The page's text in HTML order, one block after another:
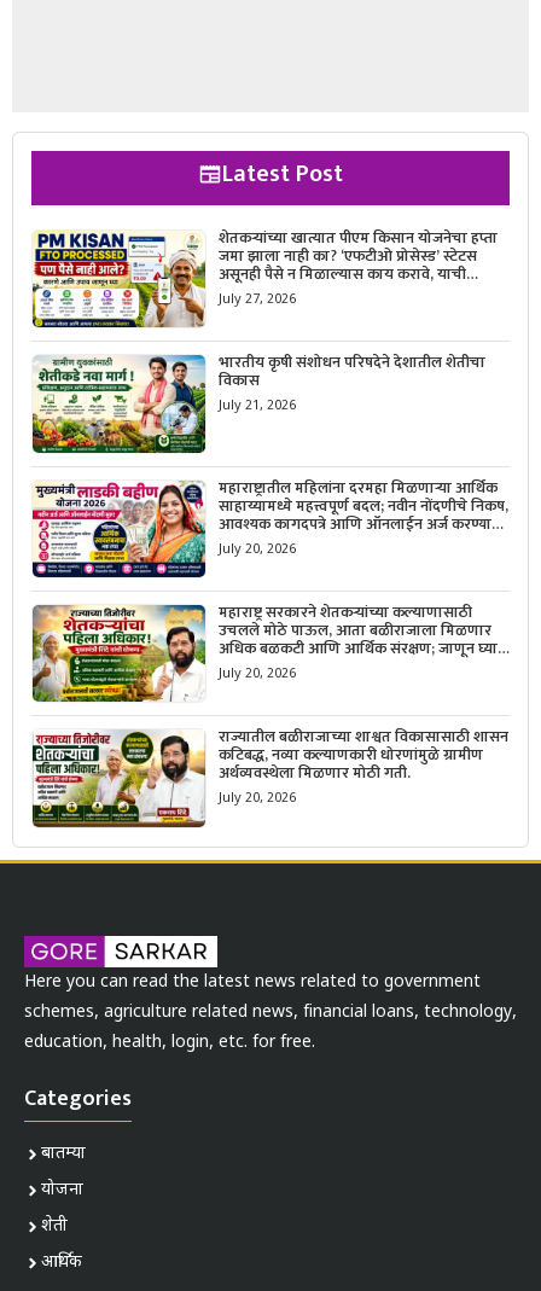
Latest Post
शेतकऱ्यांच्या खात्यात पीएम किसान योजनेचा हप्ता
जमा झाला नाही का? ‘एफटीओ प्रोसेस्ड’ स्टेटस
असूनही पैसे न मिळाल्यास काय करावे, याची
सविस्तर माहिती जाणून घ्या.
July 27, 2026
भारतीय कृषी संशोधन परिषदेने देशातील शेतीचा
विकास
July 21, 2026
महाराष्ट्रातील महिलांना दरमहा मिळणाऱ्या आर्थिक
साहाय्यामध्ये महत्त्वपूर्ण बदल; नवीन नोंदणीचे निकष,
आवश्यक कागदपत्रे आणि ऑनलाईन अर्ज करण्याची
सोपी प्रक्रिया जाणून घ्या.
July 20, 2026
महाराष्ट्र सरकारने शेतकऱ्यांच्या कल्याणासाठी
उचलले मोठे पाऊल, आता बळीराजाला मिळणार
अधिक बळकटी आणि आर्थिक संरक्षण; जाणून घ्या
सरकारचा नवा संकल्प.
July 20, 2026
राज्यातील बळीराजाच्या शाश्वत विकासासाठी शासन
कटिबद्ध, नव्या कल्याणकारी धोरणांमुळे ग्रामीण
अर्थव्यवस्थेला मिळणार मोठी गती.
July 20, 2026
Here you can read the latest news related to government
schemes, agriculture related news, financial loans, technology,
education, health, login, etc. for free.
Categories
बातम्या
योजना
शेती
आर्थिक